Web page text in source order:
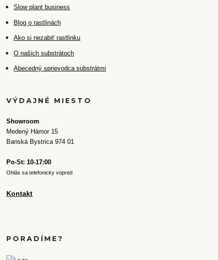
Slow plant business
Blog o rastlinách
Ako si nezabiť rastlinku
O našich substrátoch
Abecedný sprievodca substrátmi
VÝDAJNÉ MIESTO
Showroom
Medený Hámor 15
Banská Bystrica 974 01
Po-St: 10-17:00
Ohlás sa telefonicky vopred
Kontakt
PORADÍME?